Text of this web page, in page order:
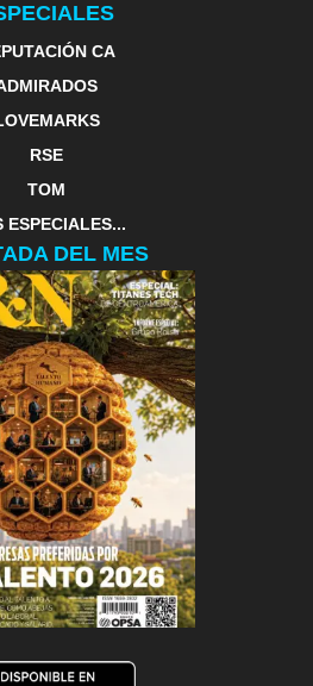
CA
RSE
TOM
ESPECIALES...
DEL MES